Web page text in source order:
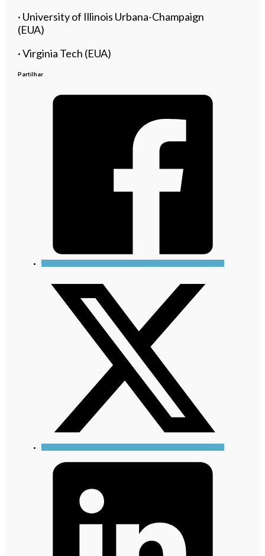
· University of Illinois Urbana-Champaign
(EUA)
· Virginia Tech (EUA)
Partilhar